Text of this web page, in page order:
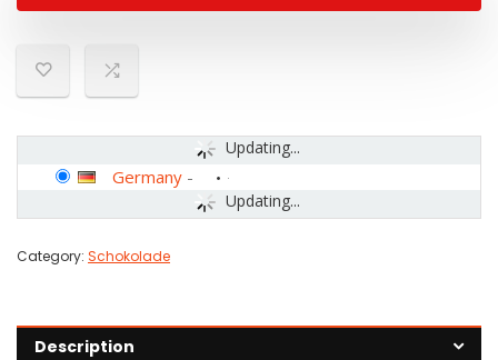
Updating...
Updating...
Germany -
Category: Schokolade
Description